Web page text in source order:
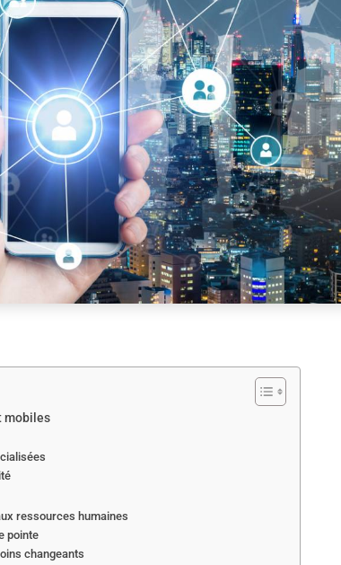
mobiles
ressources humaines
pointe
changeants